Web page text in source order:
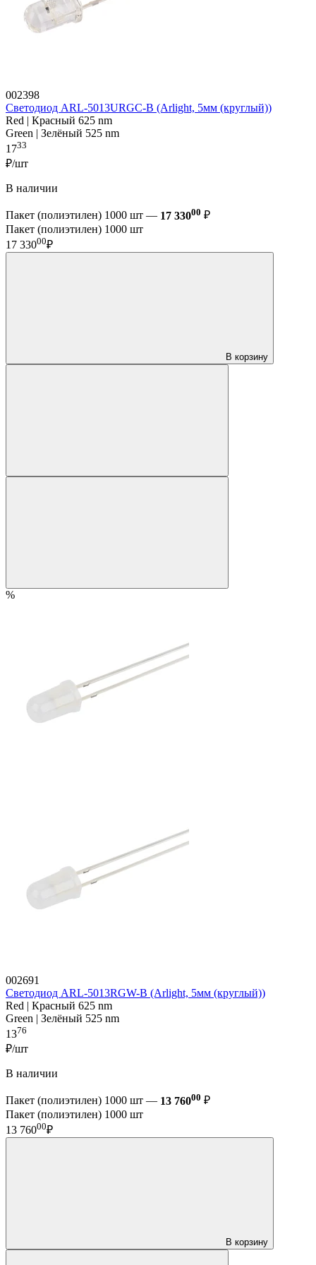
002398
Светодиод ARL-5013URGC-B (Arlight, 5мм (круглый))
Red | Красный 625 nm
Green | Зелёный 525 nm
1733
₽/шт
В наличии
Пакет (полиэтилен) 1000 шт — 17 33000 ₽
Пакет (полиэтилен) 1000 шт
17 33000₽
В корзину
%
002691
Светодиод ARL-5013RGW-B (Arlight, 5мм (круглый))
Red | Красный 625 nm
Green | Зелёный 525 nm
1376
₽/шт
В наличии
Пакет (полиэтилен) 1000 шт — 13 76000 ₽
Пакет (полиэтилен) 1000 шт
13 76000₽
В корзину